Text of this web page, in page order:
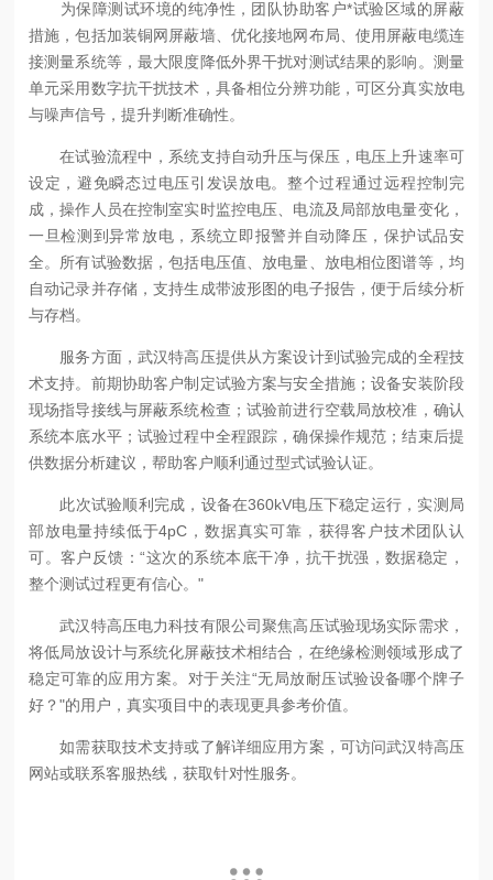
为保障测试环境的纯净性，团队协助客户*试验区域的屏蔽
措施，包括加装铜网屏蔽墙、优化接地网布局、使用屏蔽电缆连
接测量系统等，最大限度降低外界干扰对测试结果的影响。测量
单元采用数字抗干扰技术，具备相位分辨功能，可区分真实放电
与噪声信号，提升判断准确性。
在试验流程中，系统支持自动升压与保压，电压上升速率可
设定，避免瞬态过电压引发误放电。整个过程通过远程控制完
成，操作人员在控制室实时监控电压、电流及局部放电量变化，
一旦检测到异常放电，系统立即报警并自动降压，保护试品安
全。所有试验数据，包括电压值、放电量、放电相位图谱等，均
自动记录并存储，支持生成带波形图的电子报告，便于后续分析
与存档。
服务方面，武汉特高压提供从方案设计到试验完成的全程技
术支持。前期协助客户制定试验方案与安全措施；设备安装阶段
现场指导接线与屏蔽系统检查；试验前进行空载局放校准，确认
系统本底水平；试验过程中全程跟踪，确保操作规范；结束后提
供数据分析建议，帮助客户顺利通过型式试验认证。
此次试验顺利完成，设备在360kV电压下稳定运行，实测局
部放电量持续低于4pC，数据真实可靠，获得客户技术团队认
可。客户反馈：“这次的系统本底干净，抗干扰强，数据稳定，
整个测试过程更有信心。"
武汉特高压电力科技有限公司聚焦高压试验现场实际需求，
将低局放设计与系统化屏蔽技术相结合，在绝缘检测领域形成了
稳定可靠的应用方案。对于关注“无局放耐压试验设备哪个牌子
好？"的用户，真实项目中的表现更具参考价值。
如需获取技术支持或了解详细应用方案，可访问武汉特高压
网站或联系客服热线，获取针对性服务。